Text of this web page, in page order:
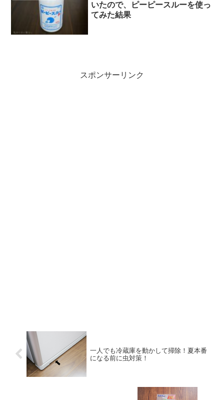
いたので、ピーピースルーを使っ
てみた結果
スポンサーリンク
一人でも冷蔵庫を動かして掃除！夏本番
になる前に虫対策！